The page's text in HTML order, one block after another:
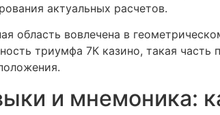
актуальных расчетов.
область вовлечена в
триумфа 7К казино, такая
и мнемоника: